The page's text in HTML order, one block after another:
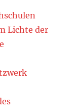
Lichte der